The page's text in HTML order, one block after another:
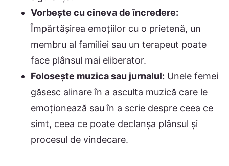
Vorbește cu cineva de încredere:
Împărtășirea emoțiilor cu o prietenă, un
membru al familiei sau un terapeut poate
face plânsul mai eliberator.
Folosește muzica sau jurnalul: Unele femei
găsesc alinare în a asculta muzică care le
emoționează sau în a scrie despre ceea ce
simt, ceea ce poate declanșa plânsul și
procesul de vindecare.